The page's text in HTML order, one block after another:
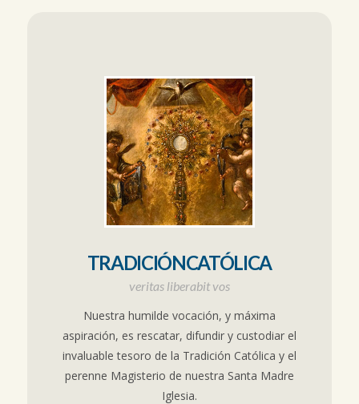
TRADICIÓNCATÓLICA
veritas liberabit vos
Nuestra humilde vocación, y máxima
aspiración, es rescatar, difundir y custodiar el
invaluable tesoro de la Tradición Católica y el
perenne Magisterio de nuestra Santa Madre
Iglesia.